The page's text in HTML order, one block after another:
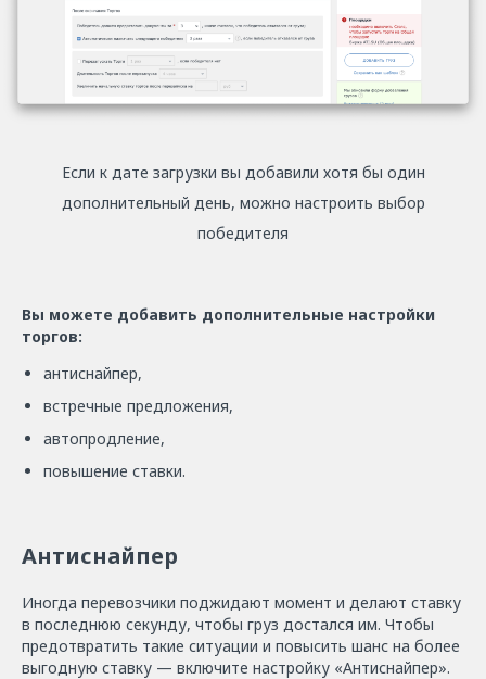
Если к дате загрузки вы добавили хотя бы один
дополнительный день, можно настроить выбор
победителя
Вы можете добавить дополнительные настройки
торгов:
антиснайпер,
встречные предложения,
автопродление,
повышение ставки.
Антиснайпер
Иногда перевозчики поджидают момент и делают ставку
в последнюю секунду, чтобы груз достался им. Чтобы
предотвратить такие ситуации и повысить шанс на более
выгодную ставку — включите настройку «Антиснайпер».